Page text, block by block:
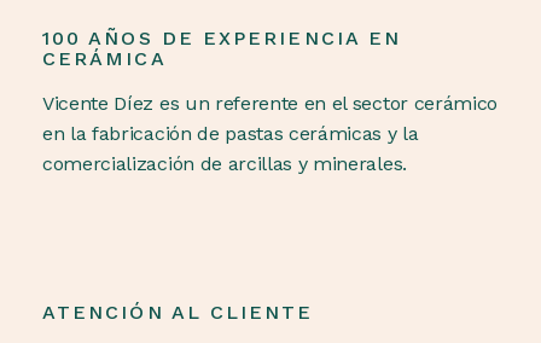
100 AÑOS DE EXPERIENCIA EN
CERÁMICA
Vicente Díez es un referente en el sector cerámico
en la fabricación de pastas cerámicas y la
comercialización de arcillas y minerales.
ATENCIÓN AL CLIENTE